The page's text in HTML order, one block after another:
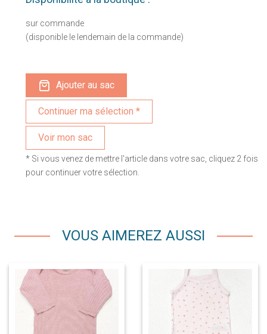
sur commande
(disponible le lendemain de la commande)
Ajouter au sac
Voir mon sac
* Si vous venez de mettre l'article dans votre sac, cliquez 2 fois
pour continuer votre sélection.
VOUS AIMEREZ AUSSI